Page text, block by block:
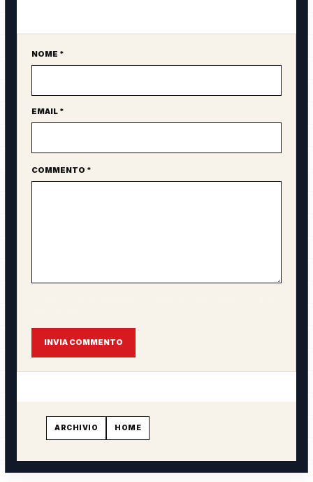
Sito web
NOME *
EMAIL *
COMMENTO *
INVIA COMMENTO
ARCHIVIO HOME